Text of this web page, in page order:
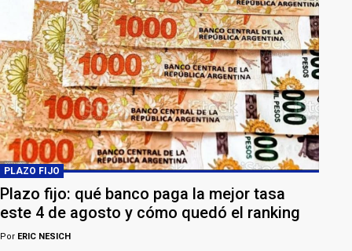
PLAZO FIJO
Plazo fijo: qué banco paga la mejor tasa
este 4 de agosto y cómo quedó el ranking
Por ERIC NESICH